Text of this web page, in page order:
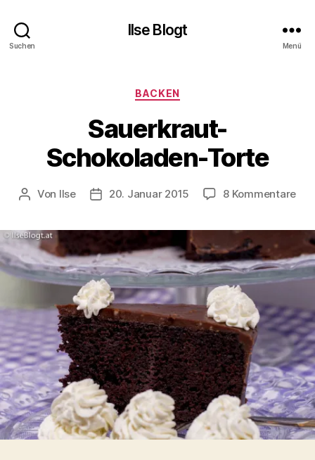
Suchen
Ilse Blogt
Menü
Kategorien
BACKEN
Sauerkraut-
Schokoladen-Torte
Beitragsautor
Von Ilse Beitragsdatum
20. Januar 2015 8 Kommentarezu